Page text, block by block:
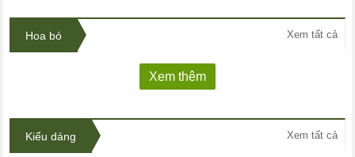
Hoa bó Xem tất cả
Xem thêm
Kiểu dáng Xem tất cả